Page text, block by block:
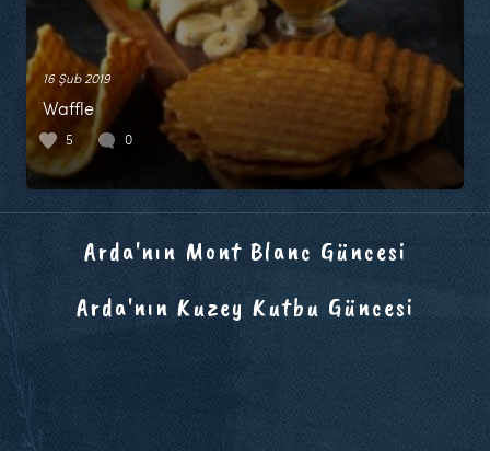
16 Şub 2019
Waffle
5 0
Arda'nın Mont Blanc Güncesi
Arda'nın Kuzey Kutbu Güncesi